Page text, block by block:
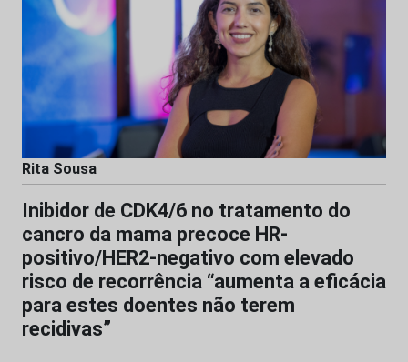
Rita Sousa
Inibidor de CDK4/6 no tratamento do
cancro da mama precoce HR-
positivo/HER2-negativo com elevado
risco de recorrência “aumenta a eficácia
para estes doentes não terem
recidivas”